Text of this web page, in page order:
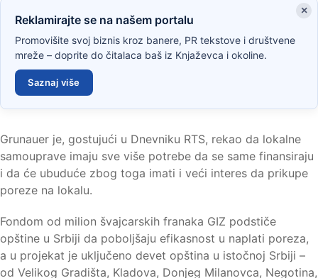
×
Reklamirajte se na našem portalu
Promovišite svoj biznis kroz banere, PR tekstove i društvene
mreže – doprite do čitalaca baš iz Knjaževca i okoline.
Saznaj više
Grunauer je, gostujući u Dnevniku RTS, rekao da lokalne
samouprave imaju sve više potrebe da se same finansiraju
i da će ubuduće zbog toga imati i veći interes da prikupe
poreze na lokalu.
Fondom od milion švajcarskih franaka GIZ podstiče
opštine u Srbiji da poboljšaju efikasnost u naplati poreza,
a u projekat je uključeno devet opština u istočnoj Srbiji –
od Velikog Gradišta, Kladova, Donjeg Milanovca, Negotina,